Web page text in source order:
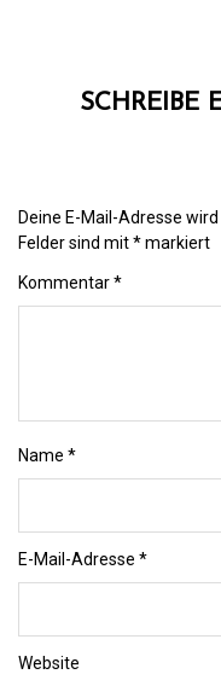
SCHREIBE
Deine E-Mail-Adresse
Felder sind mit*markiert
Kommentar*
Name *
E-Mail-Adresse *
Website